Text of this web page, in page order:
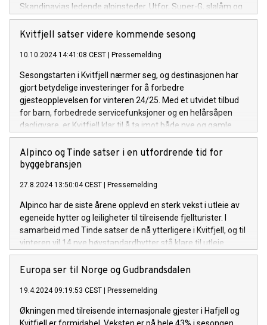
Skandinavias ledende alpinsteder. Utfor, Super-G, slalåm og
storslalåm for både kvinner og menn setter begge
anleggene på det internasjonale kartet. Men dette handler
Hafjell og Kvitfjell også er perfekte for ferie- og
fritidsreisende.
Kvitfjell satser videre kommende sesong
10.10.2024 14:41:08 CEST Pressemelding
Sesongstarten i Kvitfjell nærmer seg, og destinasjonen har
gjort betydelige investeringer for å forbedre
gjesteopplevelsen for vinteren 24/25. Med et utvidet tilbud
for barn, forbedrede servicefunksjoner og en helårsåpen
dagligvare, er Kvitfjell klar til å ta imot både nye og gamle
gjester med åpne armer!
Alpinco og Tinde satser i en utfordrende tid for
byggebransjen
27.8.2024 13:50:04 CEST Pressemelding
Alpinco har de siste årene opplevd en sterk vekst i utleie av
egeneide hytter og leiligheter til tilreisende fjellturister. I
samarbeid med Tinde satser de nå ytterligere i Kvitfjell, og til
vinteren vil 14 nye høystandardhytter stå klare til utleie.
Europa ser til Norge og Gudbrandsdalen
19.4.2024 09:19:53 CEST Pressemelding
Økningen med tilreisende internasjonale gjester i Hafjell og